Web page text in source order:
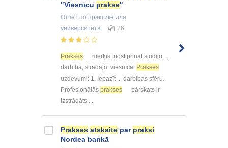
"Viesnīcu prakse"
Отчёт по практике для
университета
26
Prakses
mērķis: nostiprināt studiju ...
darbībā, strādājot viesnīcā. Prakses
uzdevumi: 1. Iepazīt ... darbības sfēru.
Profesionālās prakses
pārskats ir
izstrādāts ...
Prakses atskaite par praksi
Nordea bankā